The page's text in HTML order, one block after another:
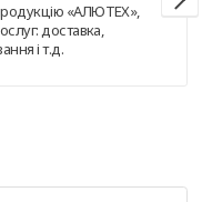
«АЛЮТЕХ»,
доставка,
і т.д.